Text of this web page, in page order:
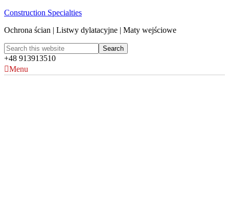
Construction Specialties
Ochrona ścian | Listwy dylatacyjne | Maty wejściowe
+48 913913510
Menu